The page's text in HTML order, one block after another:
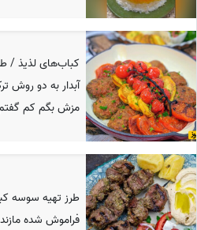
کباب‌های لذیذ /
آبدار به دو روش
مزش بگم کم
طرز تهیه سوسه
فراموش شده